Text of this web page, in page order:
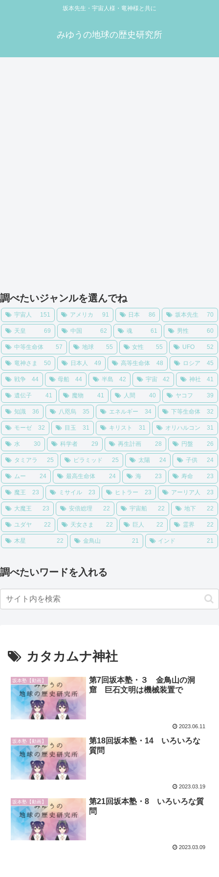
坂本先生・宇宙人様・竜神様と共に
みゆうの地球の歴史研究所
調べたいジャンルを選んでね
宇宙人 151 アメリカ 91 日本 86 坂本先生 70
天皇 69 中国 62 魂 61 男性 60
中等生命体 57 地球 55 女性 55 UFO 52
竜神さま 50 日本人 49 高等生命体 48 ロシア 45
戦争 44 母船 44 半島 42 宇宙 42 神社 41
遺伝子 41 魔物 41 人間 40 ヤコフ 39
知識 36 八咫烏 35 エネルギー 34 下等生命体 32
モーゼ 32 目玉 31 キリスト 31 オリハルコン 31
水 30 科学者 29 再生計画 28 円盤 26
タミアラ 25 ピラミッド 25 太陽 24 子供 24
ムー 24 最高生命体 24 海 23 寿命 23
魔王 23 ミサイル 23 ヒトラー 23 アーリア人 23
大魔王 23 安倍総理 22 宇宙船 22 地下 22
ユダヤ 22 天女さま 22 巨人 22 霊界 22
木星 22 金鳥山 21 インド 21
調べたいワードを入れる
カタカムナ神社
坂本塾【動画】
第7回坂本塾・３ 金鳥山の洞
窟 巨石文明は機械装置で
2023.06.11
坂本塾【動画】
第18回坂本塾・14 いろいろな
質問
2023.03.19
坂本塾【動画】
第21回坂本塾・8 いろいろな質
問
2023.03.09